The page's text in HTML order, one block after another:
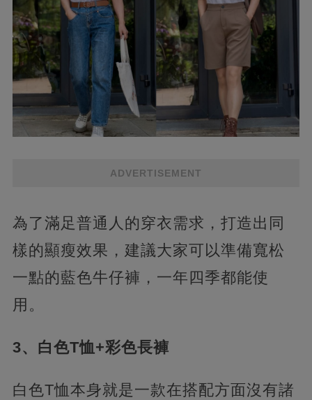
ADVERTISEMENT
為了滿足普通人的穿衣需求，打造出同
樣的顯瘦效果，建議大家可以準備寬松
一點的藍色牛仔褲，一年四季都能使
用。
3、白色T恤+彩色長褲
白色T恤本身就是一款在搭配方面沒有諸